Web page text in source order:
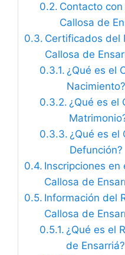
Contacto
Callosa de
Certificados del
Callosa de
¿Qué es el
Nacimiento?
¿Qué es el
¿Qué es el
Defunción?
Inscripciones en
Callosa de
Información del
Callosa de
¿Qué es el
de Ensarriá?